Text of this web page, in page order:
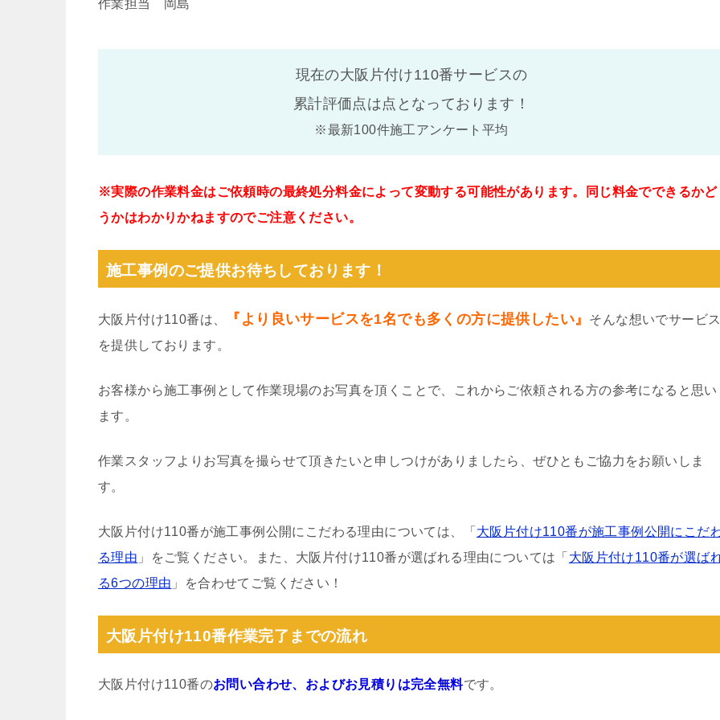
作業担当 岡島
現在の大阪片付け110番サービスの
累計評価点は点となっております！
※最新100件施工アンケート平均
※実際の作業料金はご依頼時の最終処分料金によって変動する可能性があります。同じ料金でできるかど
うかはわかりかねますのでご注意ください。
施工事例のご提供お待ちしております！
大阪片付け110番は、 『より良いサービスを1名でも多くの方に提供したい』
そんな想いでサービ
を提供しております。
お客様から施工事例として作業現場のお写真を頂くことで、これからご依頼される方の参考になると思い
ます。
作業スタッフよりお写真を撮らせて頂きたいと申しつけがありましたら、ぜひともご協力をお願いしま
す。
大阪片付け110番が施工事例公開にこだわる理由については、「 大阪片付け110番が施工事例公開にこだ
る理由 」をご覧ください。また、大阪片付け110番が選ばれる理由については「 大阪片付け110番が選ば
る6つの理由 」を合わせてご覧ください！
大阪片付け110番作業完了までの流れ
大阪片付け110番のお問い合わせ、およびお見積りは完全無料です。